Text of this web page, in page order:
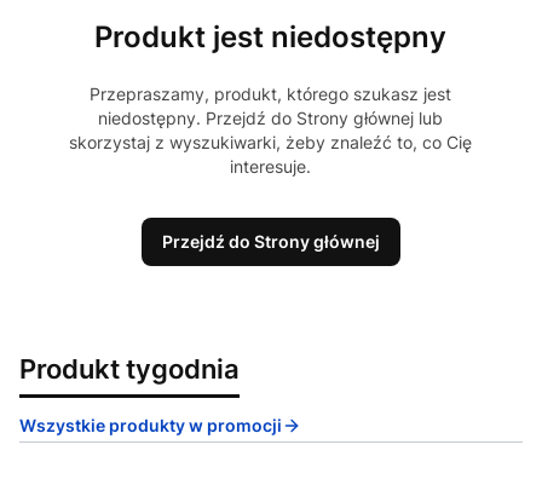
Produkt jest niedostępny
Przepraszamy, produkt, którego szukasz jest
niedostępny. Przejdź do Strony głównej lub
skorzystaj z wyszukiwarki, żeby znaleźć to, co Cię
interesuje.
Przejdź do Strony głównej
Produkt tygodnia
Wszystkie produkty w promocji